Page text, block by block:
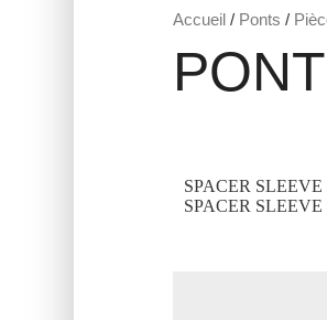
Accueil / Ponts /
SPACER
SPACER